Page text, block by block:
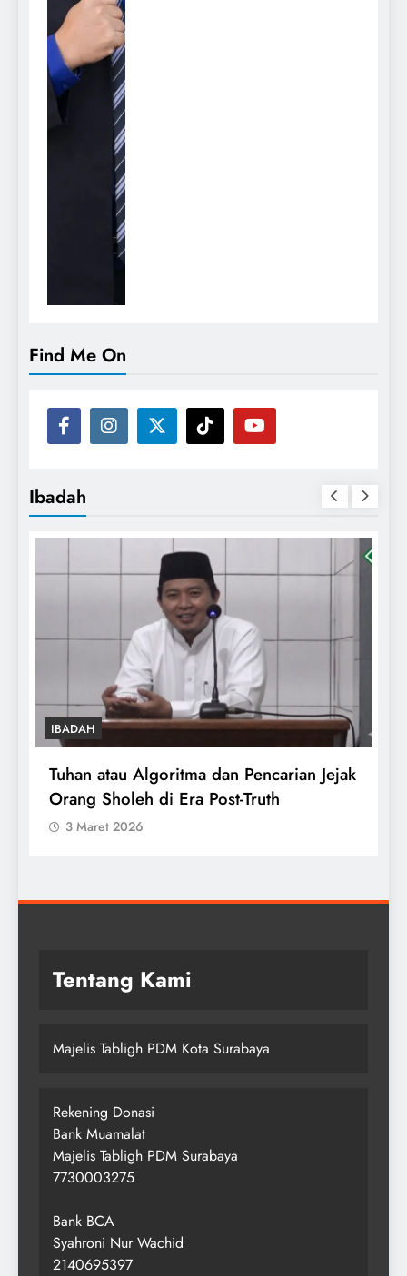
Find Me On
Ibadah
IBADAH
Tuhan atau Algoritma dan Pencarian Jejak
Orang Sholeh di Era Post-Truth
3 Maret 2026
Tentang Kami
Majelis Tabligh PDM Kota Surabaya
Rekening Donasi
Bank Muamalat
Majelis Tabligh PDM Surabaya
7730003275
Bank BCA
Syahroni Nur Wachid
2140695397